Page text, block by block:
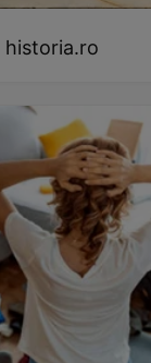
historia.ro